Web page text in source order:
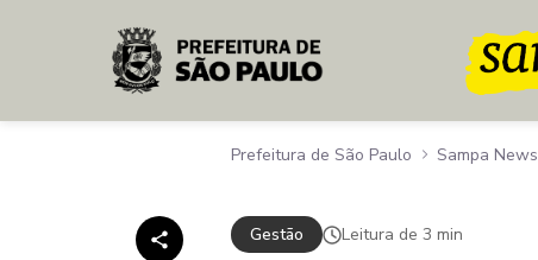
Pular para o Conteúdo principal
Prefeitura de São Paulo Sampa News
Gestão
Leitura de 3 min